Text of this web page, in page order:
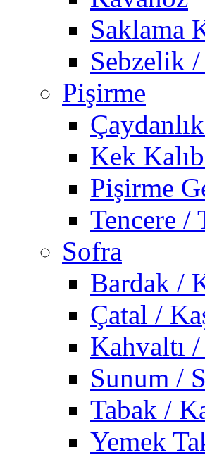
Saklama
Sebzelik /
Pişirme
Kek
Pişirme
Tencere /
Sofra
Bardak /
Çatal /
Kahvaltı /
Sunum /
Tabak /
Yemek